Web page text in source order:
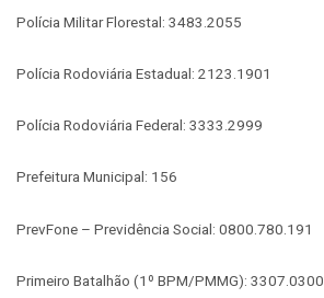
Polícia Militar Florestal: 3483.2055
Polícia Rodoviária Estadual: 2123.1901
Polícia Rodoviária Federal: 3333.2999
Prefeitura Municipal: 156
PrevFone – Previdência Social: 0800.780.191
Primeiro Batalhão (1º BPM/PMMG): 3307.0300